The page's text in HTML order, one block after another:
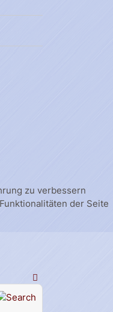
zu verbessern
der Seite